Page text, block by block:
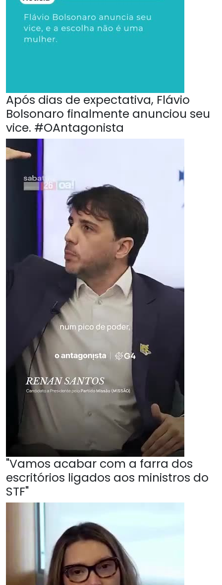
Após dias de expectativa, Flávio
Bolsonaro finalmente anunciou seu
vice. #OAntagonista
"Vamos acabar com a farra dos
escritórios ligados aos ministros do
STF"